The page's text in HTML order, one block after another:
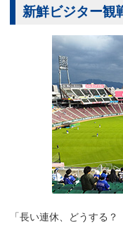
新鮮ビジター観
「長い連休、どうする